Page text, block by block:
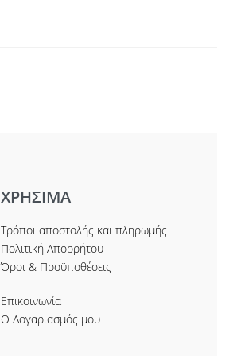
ΧΡΗΣΙΜΑ
Τρόποι αποστολής και πληρωμής
Πολιτική Απορρήτου
Όροι & Προϋποθέσεις
Επικοινωνία
Ο Λογαριασμός μου